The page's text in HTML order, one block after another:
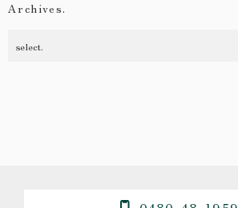
Archives.